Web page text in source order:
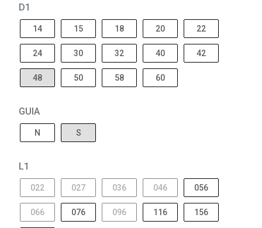
D1
14 15 18 20 22
24 30 32 40 42
48 50 58 60
GUIA
N S
L1
022 027 036 046 056
066 076 096 116 156